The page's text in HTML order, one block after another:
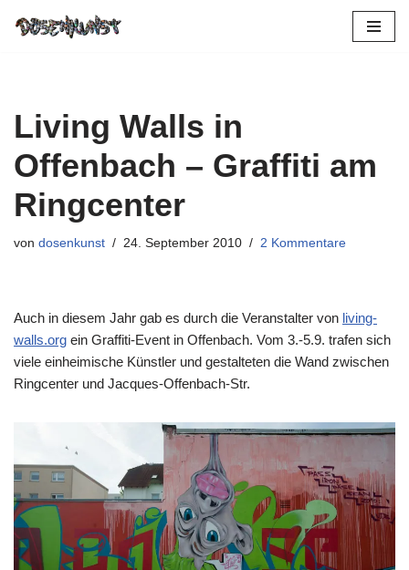
Living Walls in
Offenbach – Graffiti am
Ringcenter
von dosenkunst 24. September 2010 2 Kommentare
Auch in diesem Jahr gab es durch die Veranstalter von living-
walls.org ein Graffiti-Event in Offenbach. Vom 3.-5.9. trafen sich
viele einheimische Künstler und gestalteten die Wand zwischen
Ringcenter und Jacques-Offenbach-Str.